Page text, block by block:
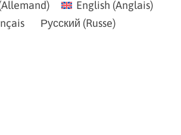
Allemand) English (Anglais)
Русский (Russe)